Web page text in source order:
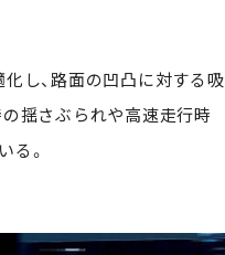
し、路面の凹凸に対する吸
揺さぶられや高速走行時
る。